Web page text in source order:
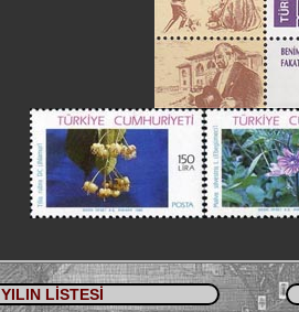
YILIN LİSTESİ